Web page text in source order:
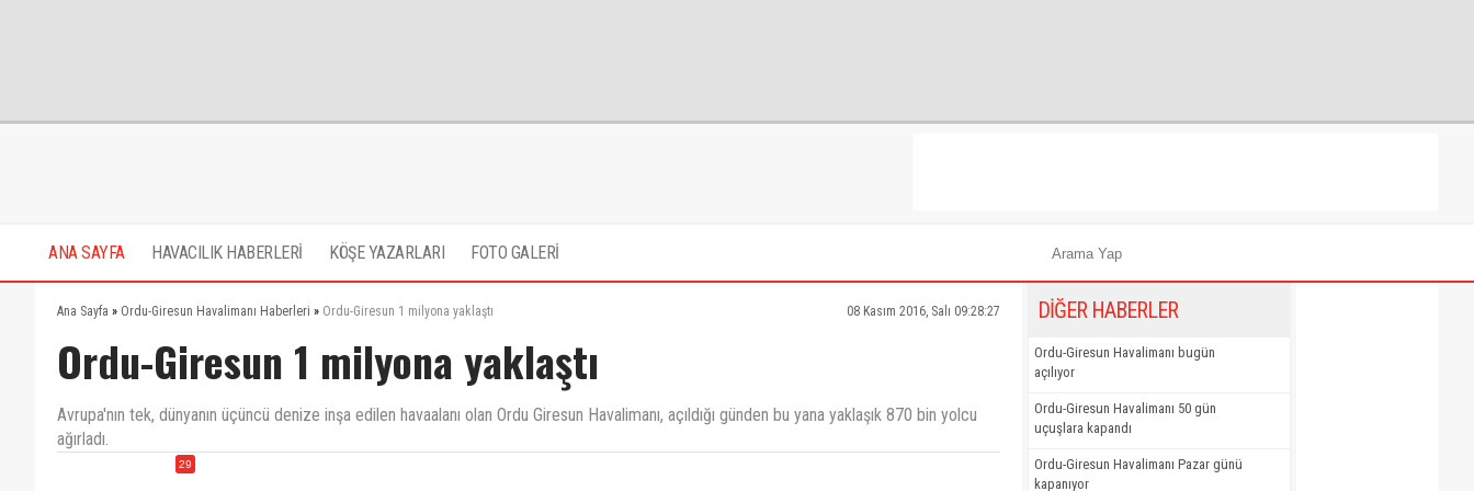
ANA SAYFA HAVACILIK HABERLERİ KÖŞE YAZARLARI FOTO GALERİ
Ana Sayfa » Ordu-Giresun Havalimanı Haberleri » Ordu-Giresun 1 milyona yaklaştı 08 Kasım 2016, Salı 09:28:27
Ordu-Giresun 1 milyona yaklaştı
Avrupa'nın tek, dünyanın üçüncü denize inşa edilen havaalanı olan Ordu Giresun Havalimanı, açıldığı günden bu yana yaklaşık 870 bin yolcu
ağırladı.
29
DİĞER HABERLER
Ordu-Giresun Havalimanı bugün
açılıyor
Ordu-Giresun Havalimanı 50 gün
uçuşlara kapandı
Ordu-Giresun Havalimanı Pazar günü
kapanıyor